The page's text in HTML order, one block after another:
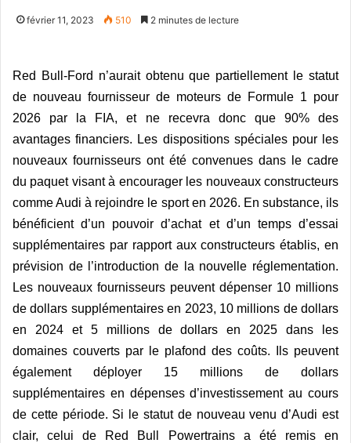
février 11, 2023 510 2 minutes de lecture
Red Bull-Ford n’aurait obtenu que partiellement le statut
de nouveau fournisseur de moteurs de Formule 1 pour
2026 par la FIA, et ne recevra donc que 90% des
avantages financiers. Les dispositions spéciales pour les
nouveaux fournisseurs ont été convenues dans le cadre
du paquet visant à encourager les nouveaux constructeurs
comme Audi à rejoindre le sport en 2026. En substance, ils
bénéficient d’un pouvoir d’achat et d’un temps d’essai
supplémentaires par rapport aux constructeurs établis, en
prévision de l’introduction de la nouvelle réglementation.
Les nouveaux fournisseurs peuvent dépenser 10 millions
de dollars supplémentaires en 2023, 10 millions de dollars
en 2024 et 5 millions de dollars en 2025 dans les
domaines couverts par le plafond des coûts. Ils peuvent
également déployer 15 millions de dollars
supplémentaires en dépenses d’investissement au cours
de cette période. Si le statut de nouveau venu d’Audi est
clair, celui de Red Bull Powertrains a été remis en